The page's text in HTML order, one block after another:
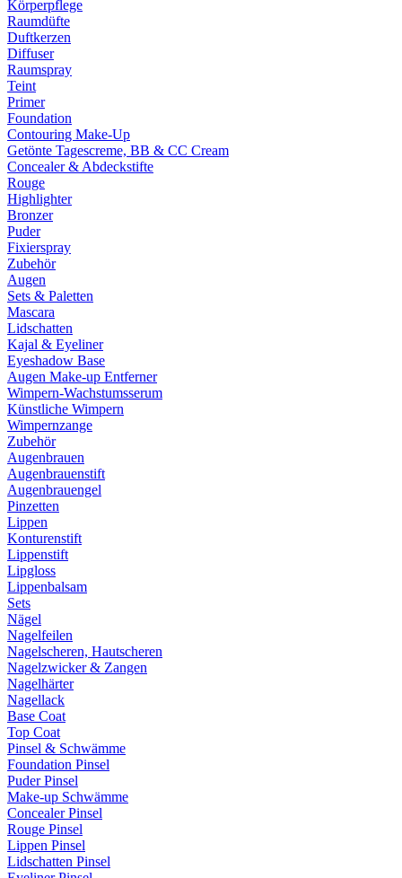
Körperpflege
Raumdüfte
Duftkerzen
Diffuser
Raumspray
Teint
Primer
Foundation
Contouring Make-Up
Getönte Tagescreme, BB & CC Cream
Concealer & Abdeckstifte
Rouge
Highlighter
Bronzer
Puder
Fixierspray
Zubehör
Augen
Sets & Paletten
Mascara
Lidschatten
Kajal & Eyeliner
Eyeshadow Base
Augen Make-up Entferner
Wimpern-Wachstumsserum
Künstliche Wimpern
Wimpernzange
Zubehör
Augenbrauen
Augenbrauenstift
Augenbrauengel
Pinzetten
Lippen
Konturenstift
Lippenstift
Lipgloss
Lippenbalsam
Sets
Nägel
Nagelfeilen
Nagelscheren, Hautscheren
Nagelzwicker & Zangen
Nagelhärter
Nagellack
Base Coat
Top Coat
Pinsel & Schwämme
Foundation Pinsel
Puder Pinsel
Make-up Schwämme
Concealer Pinsel
Rouge Pinsel
Lippen Pinsel
Lidschatten Pinsel